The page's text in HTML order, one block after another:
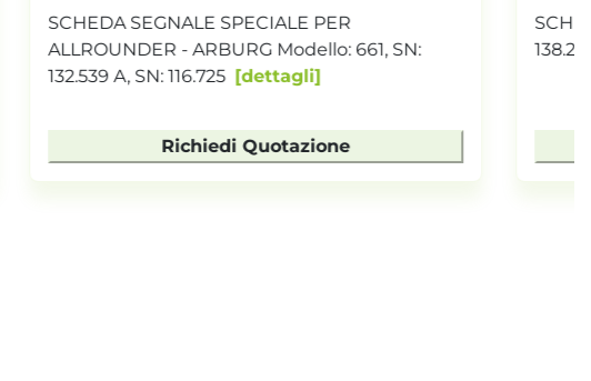
SCHEDA RELÉ - ARBURG Modello: 662, SN:
138.245 A, STAND: 006
dettagli
Richiedi Quotazione